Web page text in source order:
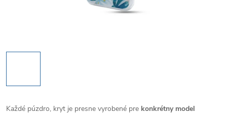
Každé púzdro, kryt je presne vyrobené pre konkrétny model